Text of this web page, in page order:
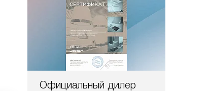
Официальный дилер